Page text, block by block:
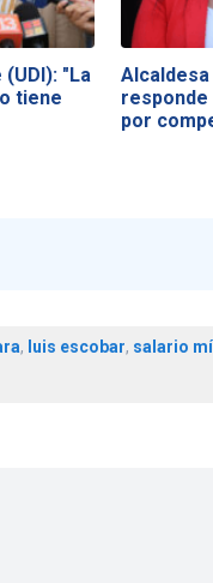
"La
tiene
responde
por
, luis escobar, salario